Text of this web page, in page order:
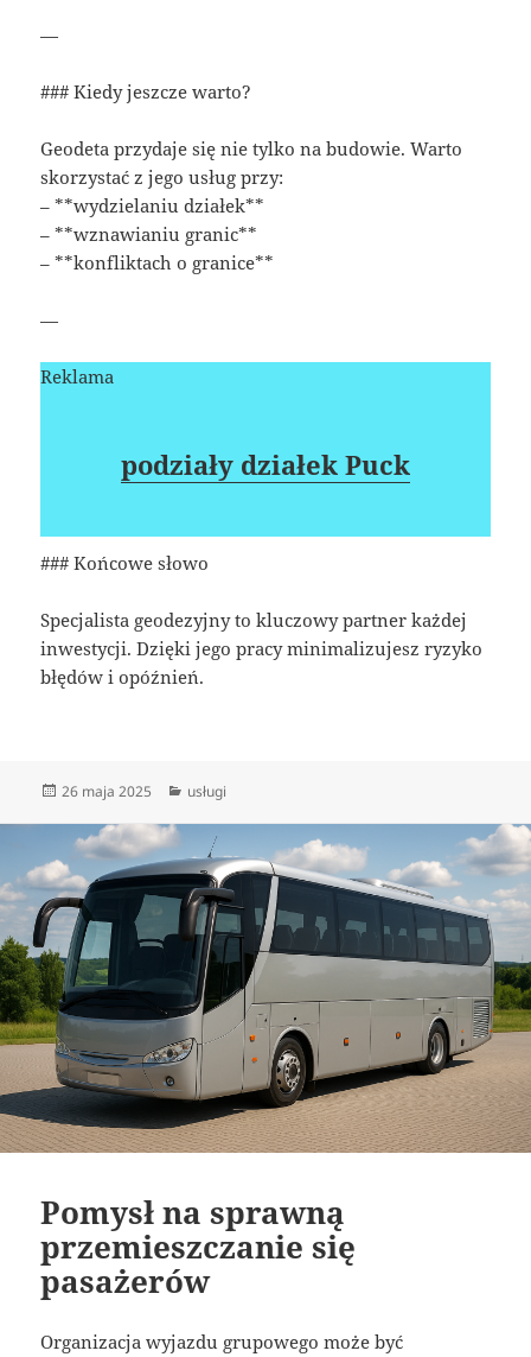
—
### Kiedy jeszcze warto?
Geodeta przydaje się nie tylko na budowie. Warto
skorzystać z jego usług przy:
– **wydzielaniu działek**
– **wznawianiu granic**
– **konfliktach o granice**
—
Reklama
podziały działek Puck
### Końcowe słowo
Specjalista geodezyjny to kluczowy partner każdej
inwestycji. Dzięki jego pracy minimalizujesz ryzyko
błędów i opóźnień.
Data
26 maja 2025 Kategorie
usługi
Pomysł na sprawną
przemieszczanie się
pasażerów
Organizacja wyjazdu grupowego może być